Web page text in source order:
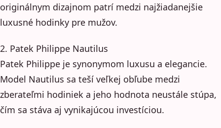
originálnym dizajnom patrí medzi najžiadanejšie
luxusné hodinky pre mužov.
2. Patek Philippe Nautilus
Patek Philippe je synonymom luxusu a elegancie.
Model Nautilus sa teší veľkej obľube medzi
zberateľmi hodiniek a jeho hodnota neustále stúpa,
čím sa stáva aj vynikajúcou investíciou.